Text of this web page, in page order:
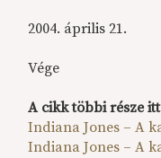
2004. április 21.
Vége
A cikk többi része
Indiana Jones – A
Indiana Jones – A